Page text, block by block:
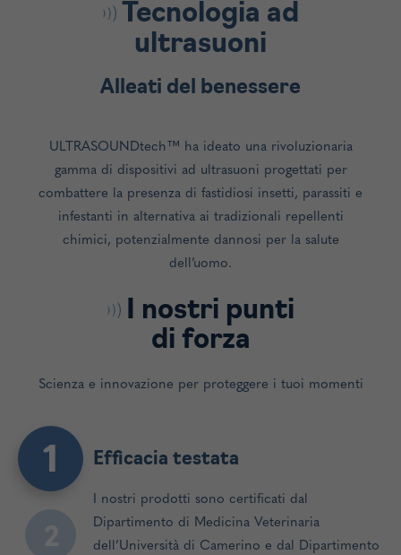
Tecnologia ad
ultrasuoni
Alleati del benessere
ULTRASOUNDtech™ ha ideato una rivoluzionaria
gamma di dispositivi ad ultrasuoni progettati per
combattere la presenza di fastidiosi insetti, parassiti e
infestanti in alternativa ai tradizionali repellenti
chimici, potenzialmente dannosi per la salute
dell’uomo.
I nostri punti
di forza
Scienza e innovazione per proteggere i tuoi momenti
1 Efficacia testata
I nostri prodotti sono certificati dal
Dipartimento di Medicina Veterinaria
dell’Università di Camerino e dal Dipartimento